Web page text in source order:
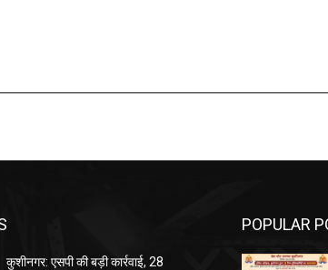
कुशीनगर: एसपी की बड़ी कार्रवाई, 28
POPULAR